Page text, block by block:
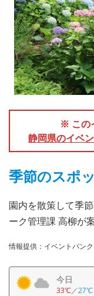
※ この
静岡県のイベ
季節のスポ
園内を散策して季
ーク管理課 高柳が
情報提供：イベントバンク
今日
33℃／27℃